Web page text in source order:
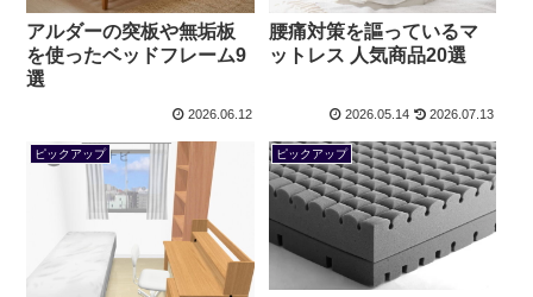
アルダーの突板や無垢板
を使ったベッドフレーム9
選
2026.06.12
腰痛対策を謳っているマ
ットレス 人気商品20選
2026.05.14 2026.07.13
ピックアップ ピックアップ